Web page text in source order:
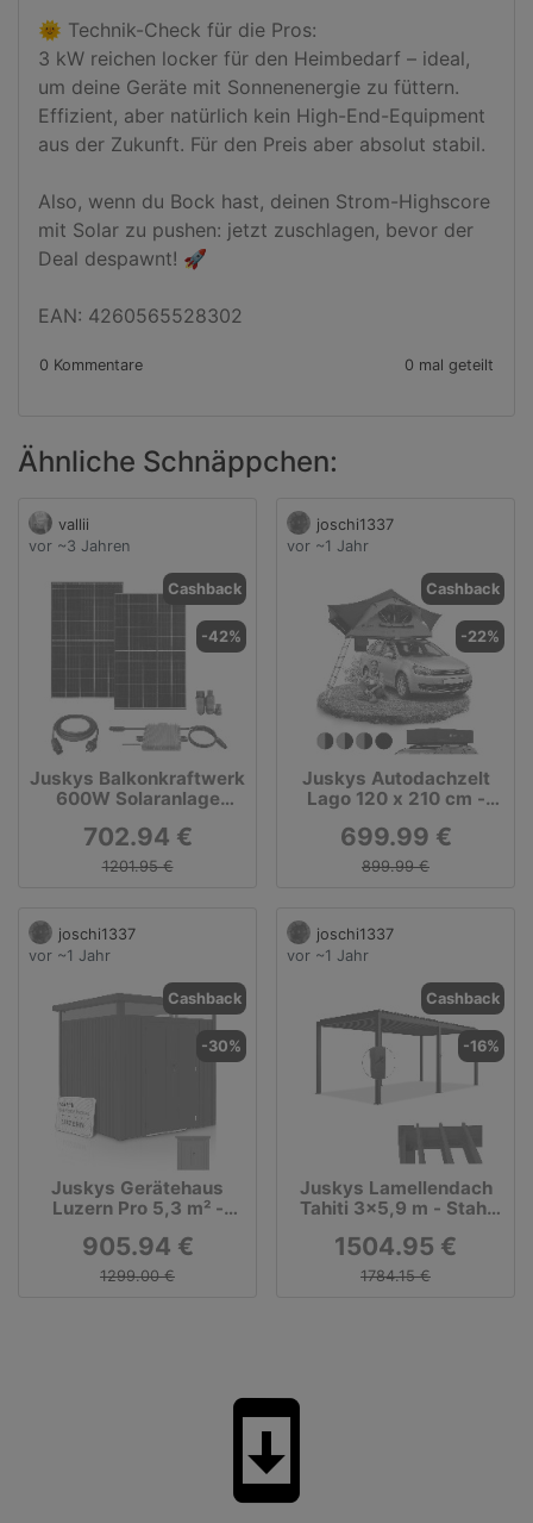
🌞 Technik-Check für die Pros:
3 kW reichen locker für den Heimbedarf – ideal,
um deine Geräte mit Sonnenenergie zu füttern.
Effizient, aber natürlich kein High-End-Equipment
aus der Zukunft. Für den Preis aber absolut stabil.
Also, wenn du Bock hast, deinen Strom-Highscore
mit Solar zu pushen: jetzt zuschlagen, bevor der
Deal despawnt! 🚀
EAN: 4260565528302
0 Kommentare 0 mal geteilt
Ähnliche Schnäppchen:
vallii
vor ~3 Jahren
Cashback
-42%
Juskys Balkonkraftwerk
600W Solaranlage
702.94 €
1201.95 €
joschi1337
vor ~1 Jahr
Cashback
-22%
Juskys Autodachzelt
Lago 120 x 210 cm -
Leiter - Schwarz / Khaki
699.99 €
899.99 €
joschi1337
vor ~1 Jahr
Cashback
-30%
Juskys Gerätehaus
Luzern Pro 5,3 m² -
- wetterfest &
abschließbar - Anthrazit
905.94 €
1299.00 €
joschi1337
vor ~1 Jahr
Cashback
-16%
Juskys Lamellendach
Tahiti 3x5,9 m - Stahl
1504.95 €
1784.15 €
system_update